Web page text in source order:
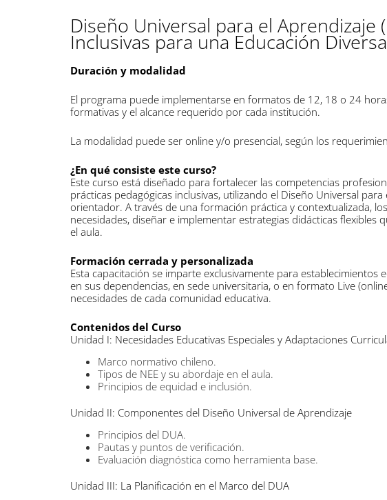
Diseño Universal para el Aprendizaje
Inclusivas para una Educación Diversa
Duración y modalidad
El programa puede implementarse en formatos de 12, 18 o 24
formativas y el alcance requerido por cada institución.
La modalidad puede ser online y/o presencial, según los
¿En qué consiste este curso?
Este curso está diseñado para fortalecer las competencias
prácticas pedagógicas inclusivas, utilizando el Diseño Universal
orientador. A través de una formación práctica y contextualizada,
necesidades, diseñar e implementar estrategias didácticas flexibles
el aula.
Formación cerrada y personalizada
Esta capacitación se imparte exclusivamente para establecimientos
en sus dependencias, en sede universitaria, o en formato Live
necesidades de cada comunidad educativa.
Contenidos del Curso
Unidad I: Necesidades Educativas Especiales y Adaptaciones
Marco normativo chileno.
Tipos de NEE y su abordaje en el aula.
Principios de equidad e inclusión.
Unidad II: Componentes del Diseño Universal de Aprendizaje
Principios del DUA.
Pautas y puntos de verificación.
Evaluación diagnóstica como herramienta base.
Unidad III: La Planificación en el Marco del DUA